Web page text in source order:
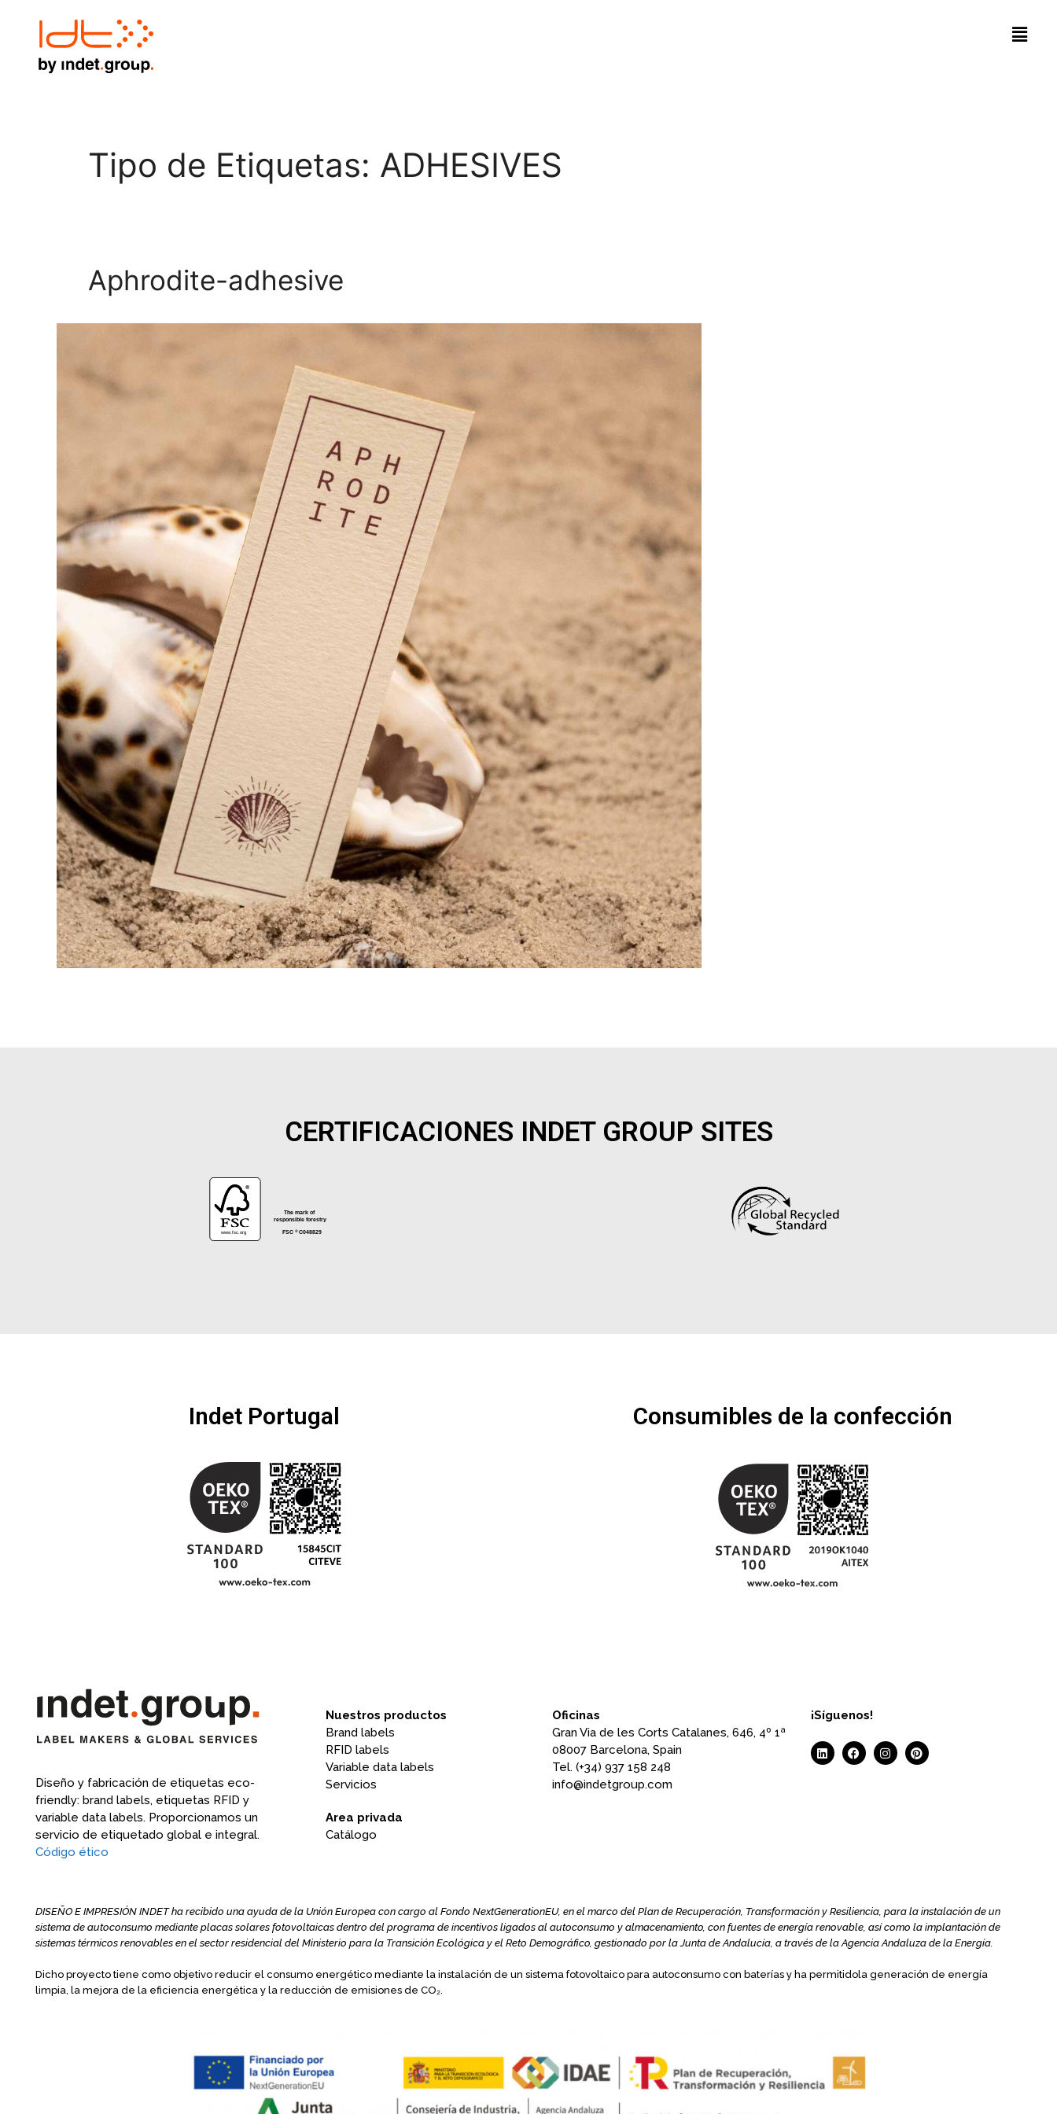
Tipo de Etiquetas: ADHESIVES
Aphrodite-adhesive
CERTIFICACIONES INDET GROUP SITES
www.fsc.org
®
®
FSC C048829
The mark of
responsible forestry
Indet Portugal Consumibles de la confección
Diseño y fabricación de etiquetas eco-
friendly: brand labels, etiquetas RFID y
variable data labels. Proporcionamos un
servicio de etiquetado global e integral.
Código ético
Nuestros productos
Brand labels
RFID labels
Variable data labels
Servicios
Area privada
Catálogo
Oficinas
Gran Via de les Corts Catalanes, 646, 4º 1ª
08007 Barcelona, ​​Spain
Tel. (+34) 937 158 248
info@indetgroup.com
¡Síguenos!
DISEÑO E IMPRESIÓN INDET ha recibido una ayuda de la Unión Europea con cargo al Fondo NextGenerationEU, en el marco del Plan de Recuperación, Transformación y Resiliencia, para la instalación de un
sistema de autoconsumo mediante placas solares fotovoltaicas dentro del programa de incentivos ligados al autoconsumo y almacenamiento, con fuentes de energía renovable, así como la implantación de
sistemas térmicos renovables en el sector residencial del Ministerio para la Transición Ecológica y el Reto Demográfico, gestionado por la Junta de Andalucía, a través de la Agencia Andaluza de la Energía.
Dicho proyecto tiene como objetivo reducir el consumo energético mediante la instalación de un sistema fotovoltaico para autoconsumo con baterías y ha permitidola generación de energía
limpia, la mejora de la eficiencia energética y la reducción de emisiones de CO₂.